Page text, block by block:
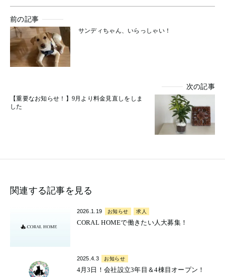
前の記事
サンディちゃん、いらっしゃい！
次の記事
【重要なお知らせ！】9月より料金見直しをしま
した
関連する記事を見る
2026.1.19 お知らせ 求人
CORAL HOMEで働きたい人大募集！
2025.4.3 お知らせ
4月3日！会社設立3年目＆4棟目オープン！